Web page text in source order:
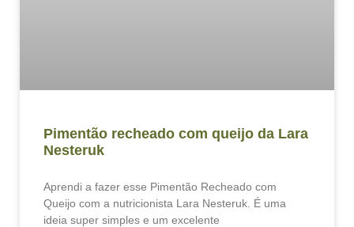
Pimentão recheado com queijo da Lara
Nesteruk
Aprendi a fazer esse Pimentão Recheado com
Queijo com a nutricionista Lara Nesteruk. É uma
ideia super simples e um excelente